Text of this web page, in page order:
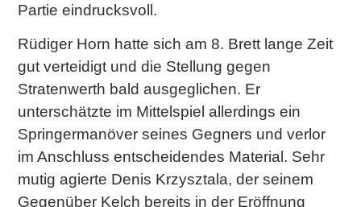
Partie eindrucksvoll.
Rüdiger Horn hatte sich am 8. Brett lange Zeit
gut verteidigt und die Stellung gegen
Stratenwerth bald ausgeglichen. Er
unterschätzte im Mittelspiel allerdings ein
Springermanöver seines Gegners und verlor
im Anschluss entscheidendes Material. Sehr
mutig agierte Denis Krzysztala, der seinem
Gegenüber Kelch bereits in der Eröffnung